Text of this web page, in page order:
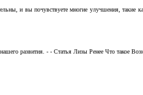
и вы почувствуете многие улучшения, такие
развития. - - Статья Лизы Ренее Что такое